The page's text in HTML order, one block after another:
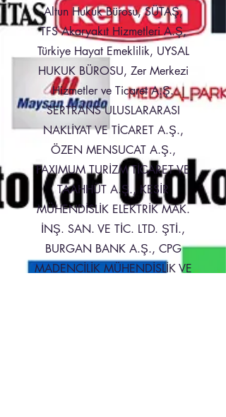
Altun Hukuk Bürosu, SÜTAŞ,
TFS Akaryakıt Hizmetleri A.Ş,
Türkiye Hayat Emeklilik, UYSAL
HUKUK BÜROSU, Zer Merkezi
Hizmetler ve Ticaret A.Ş.
SERTRANS ULUSLARARASI
NAKLİYAT VE TİCARET A.Ş.,
ÖZEN MENSUCAT A.Ş.,
PAXIMUM TURİZM TİCARET VE
TAAHHÜT A.Ş., KESİR
MÜHENDİSLİK ELEKTRİK MAK.
İNŞ. SAN. VE TİC. LTD. ŞTİ.,
BURGAN BANK A.Ş., CPG
MADENCİLİK MÜHENDİSLİK VE